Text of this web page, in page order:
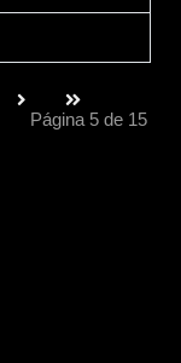
Página 5 de 15